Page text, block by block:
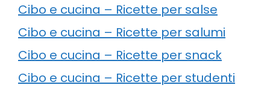
Cibo e cucina – Ricette per salse
Cibo e cucina – Ricette per salumi
Cibo e cucina – Ricette per snack
Cibo e cucina – Ricette per studenti